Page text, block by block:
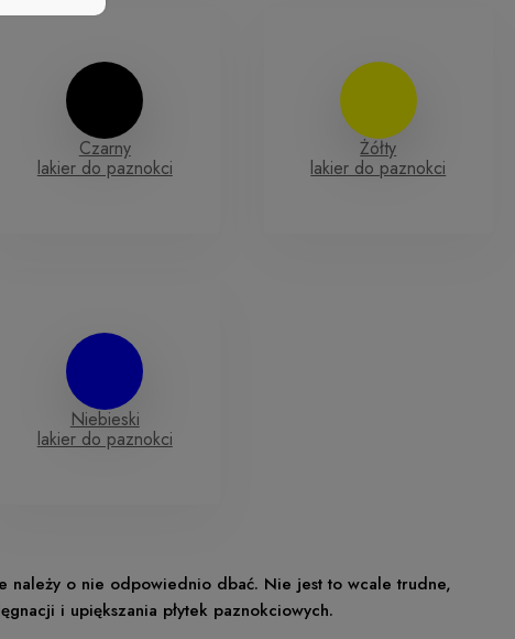
Czarny
lakier do paznokci
Żółty
lakier do paznokci
Niebieski
lakier do paznokci
należy o nie odpowiednio dbać. Nie jest to wcale trudne,
i upiększania płytek paznokciowych.